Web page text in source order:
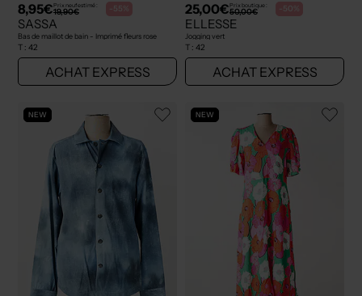
8,95€Prix neuf estimé :
19,90€ -55%
SASSA
Bas de maillot de bain - Imprimé fleurs rose
T : 42
ACHAT EXPRESS
25,00€Prix boutique :
50,00€ -50%
ELLESSE
Jogging vert
T : 42
ACHAT EXPRESS
NEW NEW